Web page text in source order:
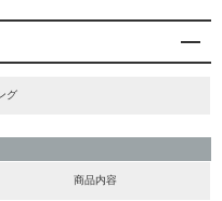
グ
商品内容